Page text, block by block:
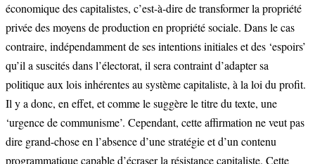
économique des capitalistes, c’est-à-dire de transformer la propriété
privée des moyens de production en propriété sociale. Dans le cas
contraire, indépendamment de ses intentions initiales et des ‘espoirs’
qu’il a suscités dans l’électorat, il sera contraint d’adapter sa
politique aux lois inhérentes au système capitaliste, à la loi du profit.
Il y a donc, en effet, et comme le suggère le titre du texte, une
‘urgence de communisme’. Cependant, cette affirmation ne veut pas
dire grand-chose en l’absence d’une stratégie et d’un contenu
programmatique capable d’écraser la résistance capitaliste. Cette